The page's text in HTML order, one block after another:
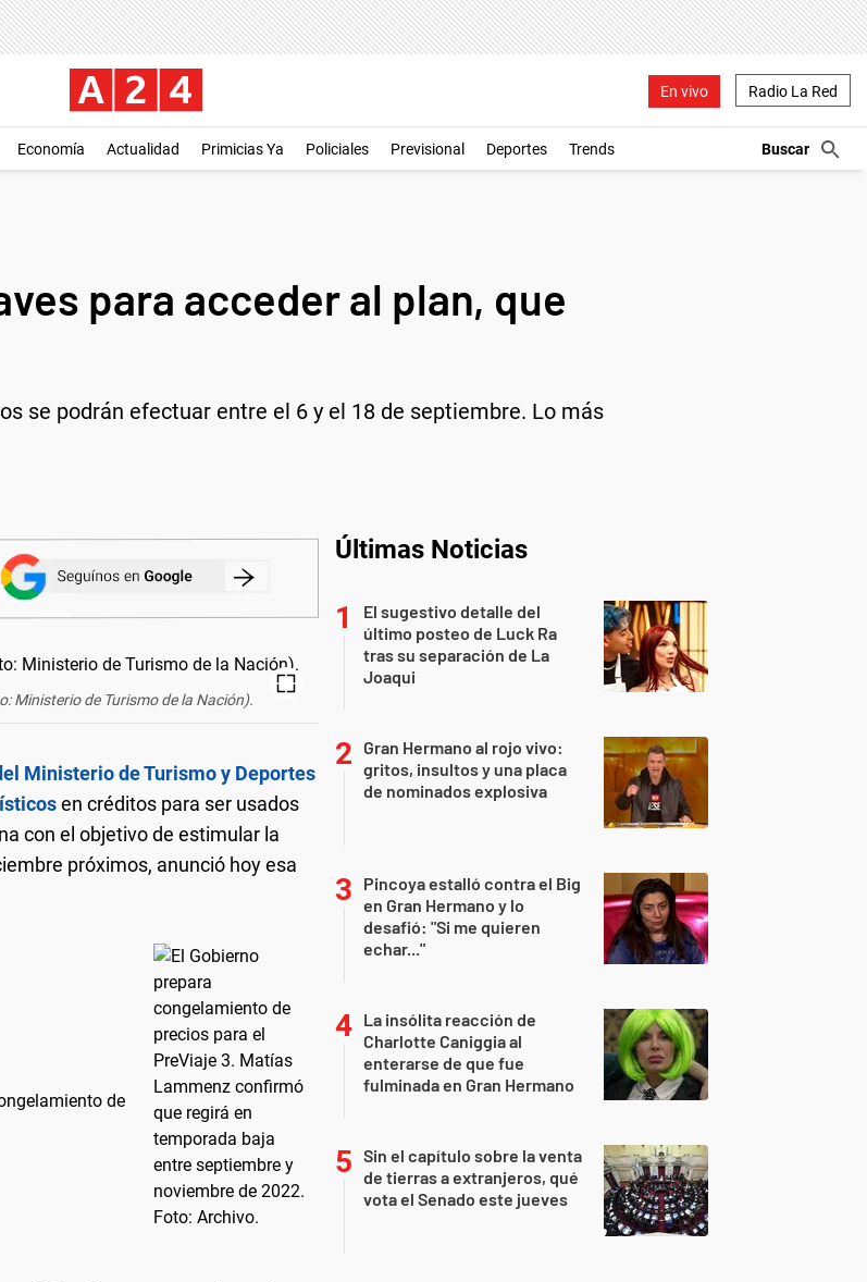
En vivo Radio La Red
Economía Actualidad Primicias Ya Policiales Previsional Deportes Trends
para acceder al plan, que
se podrán efectuar entre el 6 y el 18 de septiembre. Lo más
Ministerio de Turismo de la Nación).
Ministerio de Turismo y Deportes
en créditos para ser usados
con el objetivo de estimular la
próximos, anunció hoy esa
de
Últimas Noticias
El sugestivo detalle del
último posteo de Luck Ra
tras su separación de La
Joaqui
Gran Hermano al rojo vivo:
gritos, insultos y una placa
de nominados explosiva
Pincoya estalló contra el Big
en Gran Hermano y lo
desafió: "Si me quieren
echar..."
La insólita reacción de
Charlotte Caniggia al
enterarse de que fue
fulminada en Gran Hermano
Sin el capítulo sobre la venta
de tierras a extranjeros, qué
vota el Senado este jueves